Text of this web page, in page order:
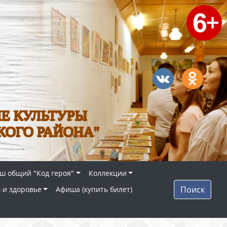
КУЛЬТУРЫ
РАЙОНА"
общий "Код героя"
Коллекции
и здоровье
Афиша (купить билет) Поиск